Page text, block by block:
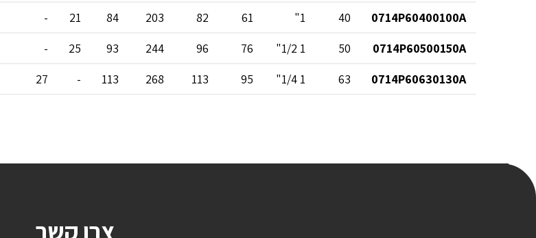
0714P60400100A
40
1"
61
82
203
84
21
-
0714P60500150A
50
1 1/2"
76
96
244
93
25
-
0714P60630130A
63
1 1/4"
95
113
268
113
-
27
צרו קשר